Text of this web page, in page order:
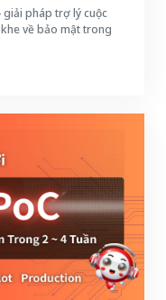
pháp trợ lý cuộc
về bảo mật trong